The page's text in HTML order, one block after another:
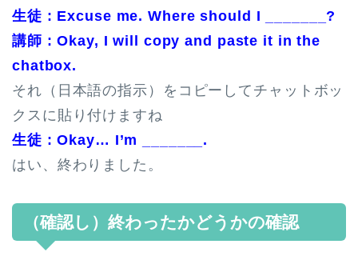
生徒 : Excuse me. Where should I _______?
講師 : Okay, I will copy and paste it in the
chatbox.
それ（日本語の指示）をコピーしてチャットボッ
クスに貼り付けますね
生徒 : Okay… I’m _______.
はい、終わりました。
（確認し）終わったかどうかの確認